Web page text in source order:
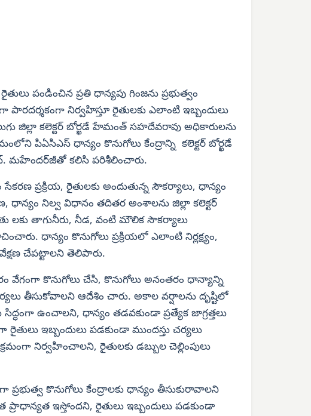
రైతులు పండించిన ప్రతి ధాన్యపు గింజను ప్రభుత్వం
పారదర్శకంగా నిర్వహిస్తూ రైతులకు ఎలాంటి ఇబ్బందులు
జిల్లా కలెక్టర్ బోర్ఖడే హేమంత్ సహదేవరావు అధికారులను
పిఏసిఎస్ ధాన్యం కొనుగోలు కేంద్రాన్ని కలెక్టర్ బోర్ఖడే
మహేందర్‌జీతో కలిసి పరిశీలించారు.
ప్రక్రియ, రైతులకు అందుతున్న సౌకర్యాలు, ధాన్యం
నిల్వ విధానం తదితర అంశాలను జిల్లా కలెక్టర్
లకు తాగునీరు, నీడ, వంటి మౌలిక సౌకర్యాలు
ధాన్యం కొనుగోలు ప్రక్రియలో ఎలాంటి నిర్లక్ష్యం,
చేపట్టాలని తెలిపారు.
వేగంగా కొనుగోలు చేసి, కొనుగోలు అనంతరం ధాన్యాన్ని
తీసుకోవాలని ఆదేశిం చారు. అకాల వర్షాలను దృష్టిలో
సిద్ధంగా ఉంచాలని, ధాన్యం తడవకుండా ప్రత్యేక జాగ్రత్తలు
ఇబ్బందులు పడకుండా ముందస్తు చర్యలు
నిర్వహించాలని, రైతులకు డబ్బుల చెల్లింపులు
కొనుగోలు కేంద్రాలకు ధాన్యం తీసుకురావాలని
ప్రాధాన్యత ఇస్తోందని, రైతులు ఇబ్బందులు పడకుండా